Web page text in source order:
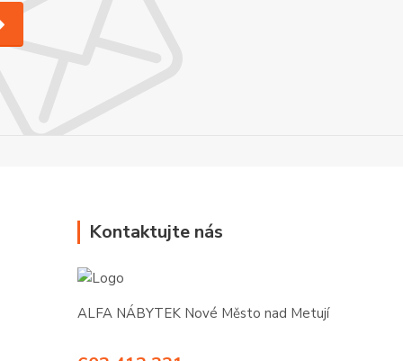
Kontaktujte nás
ALFA NÁBYTEK Nové Město nad Metují